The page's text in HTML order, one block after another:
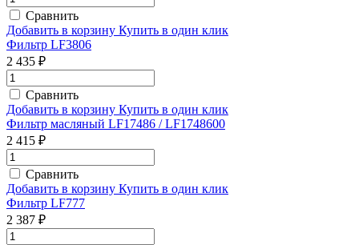
Сравнить
Добавить в корзину Купить в один клик
Фильтр LF3806
2 435 ₽
Сравнить
Добавить в корзину Купить в один клик
Фильтр масляный LF17486 / LF1748600
2 415 ₽
Сравнить
Добавить в корзину Купить в один клик
Фильтр LF777
2 387 ₽